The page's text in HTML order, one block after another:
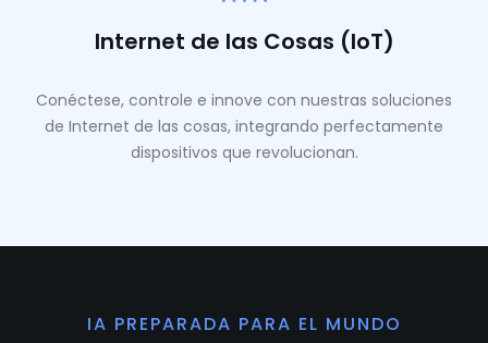
Internet de las Cosas (IoT)
Conéctese, controle e innove con nuestras soluciones
de Internet de las cosas, integrando perfectamente
dispositivos que revolucionan.
IA PREPARADA PARA EL MUNDO